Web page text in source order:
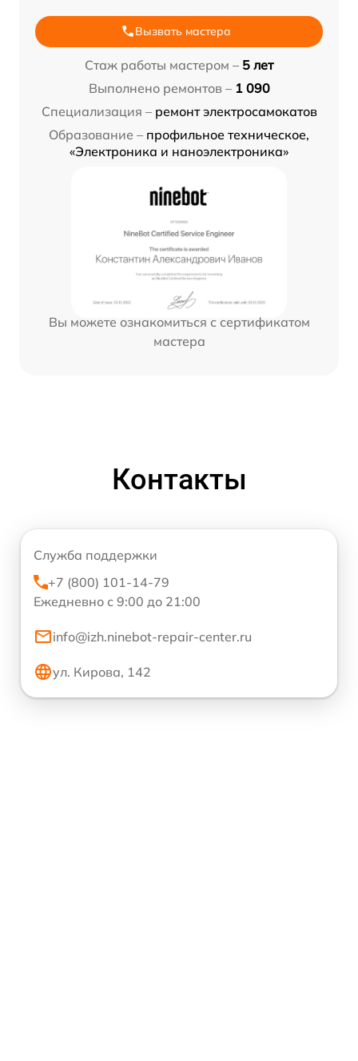
Вызвать мастера
Стаж работы мастером – 5 лет
Выполнено ремонтов – 1 090
Специализация – ремонт электросамокатов
Образование – профильное техническое,
«Электроника и наноэлектроника»
Вы можете ознакомиться с сертификатом
мастера
Контакты
Служба поддержки
+7 (800) 101-14-79
Ежедневно с 9:00 до 21:00
info@izh.ninebot-repair-center.ru
ул. Кирова, 142